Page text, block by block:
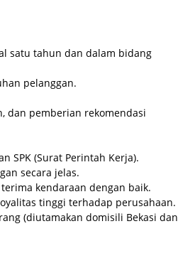
satu tahun dan dalam bidang
pelanggan.
dan pemberian rekomendasi
SPK (Surat Perintah Kerja).
secara jelas.
kendaraan dengan baik.
tinggi terhadap perusahaan.
(diutamakan domisili Bekasi dan